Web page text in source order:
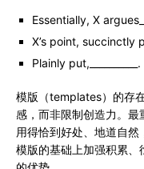
Essentially, X
X’s point, succinctly
Plainly put,__________.
模版（templates）的存
感，而非限制创造力。最
用得恰到好处、地道自
模版的基础上加强积累、